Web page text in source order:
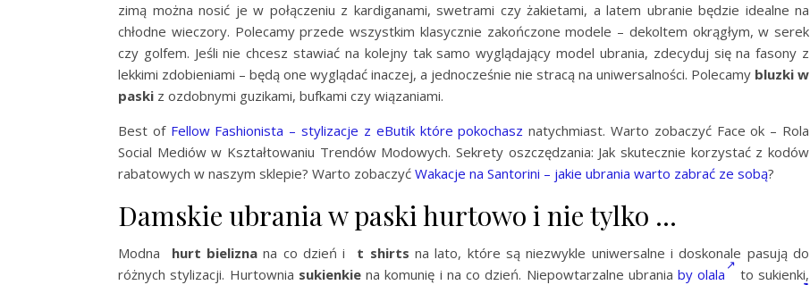
zimą można nosić je w połączeniu z kardiganami, swetrami czy żakietami, a latem ubranie będzie idealne na
chłodne wieczory. Polecamy przede wszystkim klasycznie zakończone modele – dekoltem okrągłym, w serek
czy golfem. Jeśli nie chcesz stawiać na kolejny tak samo wyglądający model ubrania, zdecyduj się na fasony z
lekkimi zdobieniami – będą one wyglądać inaczej, a jednocześnie nie stracą na uniwersalności. Polecamy bluzki w
paski z ozdobnymi guzikami, bufkami czy wiązaniami.
Best of Fellow Fashionista – stylizacje z eButik które pokochasz natychmiast. Warto zobaczyć Face ok – Rola
Social Mediów w Kształtowaniu Trendów Modowych. Sekrety oszczędzania: Jak skutecznie korzystać z kodów
rabatowych w naszym sklepie? Warto zobaczyć Wakacje na Santorini – jakie ubrania warto zabrać ze sobą?
Damskie ubrania w paski hurtowo i nie tylko …
Modna hurt bielizna na co dzień i t shirts na lato, które są niezwykle uniwersalne i doskonale pasują do
różnych stylizacji. Hurtownia sukienkiena komunię i na co dzień. Niepowtarzalne ubraniaby olala
to sukienki,